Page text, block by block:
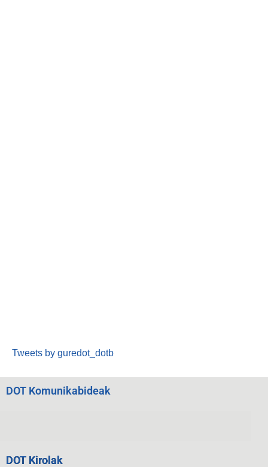
Tweets by guredot_dotb
DOT Komunikabideak
DOT Kirolak